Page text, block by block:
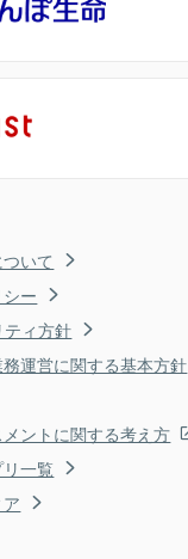
いて
ー
ィ方針
運営に関する基本方針
ントに関する考え方
一覧